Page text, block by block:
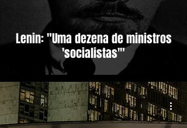
Lenin: "Uma dezena de ministros
'socialistas'"